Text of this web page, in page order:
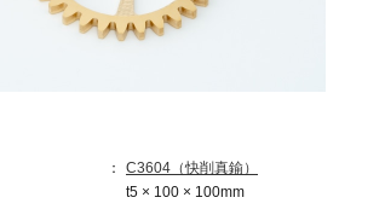
C3604（快削真鍮）
t5 × 100 × 100mm